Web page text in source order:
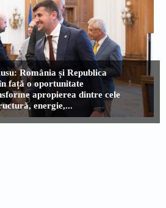
România și Republica
față o oportunitate
apropierea dintre cele
energie,...